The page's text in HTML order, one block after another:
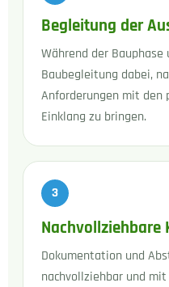
Begleitung der
Während der
Baubegleitung dabei,
Anforderungen mit den
Einklang zu bringen.
Dokumentation und
nachvollziehbar und